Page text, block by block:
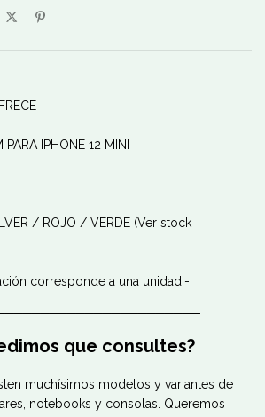
IPHONE 12 MINI
/ ROJO / VERDE (Ver stock
corresponde a una unidad.-
que consultes?
muchísimos modelos y variantes de
notebooks y consolas. Queremos